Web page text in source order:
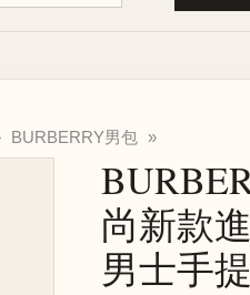
BURBERRY男包 »
尚新款
男士手